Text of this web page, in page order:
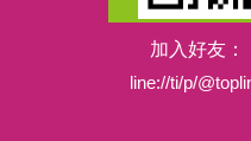
加入好友：
line://ti/p/